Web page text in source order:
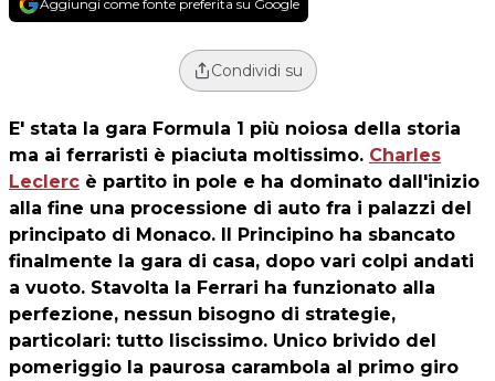
Aggiungi come fonte preferita su Google
Condividi su
E' stata la gara Formula 1 più noiosa della storia
ma ai ferraristi è piaciuta moltissimo. Charles
Leclerc è partito in pole e ha dominato dall'inizio
alla fine una processione di auto fra i palazzi del
principato di Monaco. Il Principino ha sbancato
finalmente la gara di casa, dopo vari colpi andati
a vuoto. Stavolta la Ferrari ha funzionato alla
perfezione, nessun bisogno di strategie,
particolari: tutto liscissimo. Unico brivido del
pomeriggio la paurosa carambola al primo giro